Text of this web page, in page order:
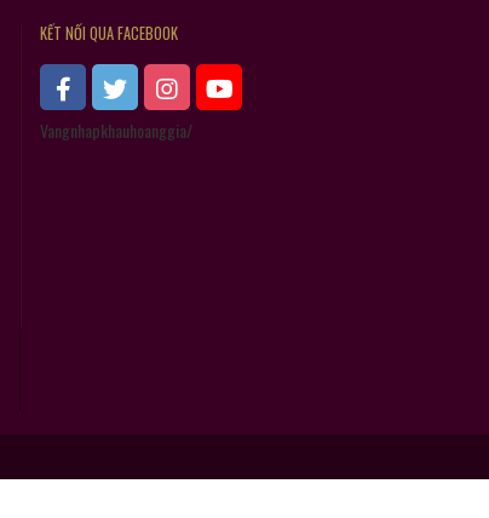
KẾT NỐI QUA FACEBOOK
Vangnhapkhauhoanggia/